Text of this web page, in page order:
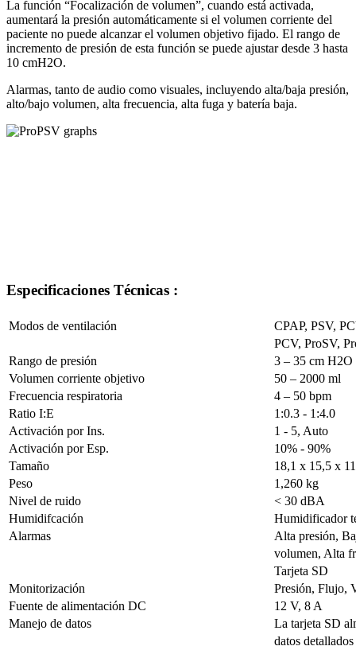
La función “Focalización de volumen”, cuando está activada,
aumentará la presión automáticamente si el volumen corriente del
paciente no puede alcanzar el volumen objetivo fijado. El rango de
incremento de presión de esta función se puede ajustar desde 3 hasta
10 cmH2O.
Alarmas, tanto de audio como visuales, incluyendo alta/baja presión,
alto/bajo volumen, alta frecuencia, alta fuga y batería baja.
Especificaciones Técnicas :
Modos de ventilación
CPAP, PSV,
PCV, ProSV,
Rango de presión
3 – 35 cm H2O
Volumen corriente objetivo
50 – 2000 ml
Frecuencia respiratoria
4 – 50 bpm
Ratio I:E
1:0.3 - 1:4.0
Activación por Ins.
1 - 5, Auto
Activación por Esp.
10% - 90%
Tamaño
18,1 x 15,5 x
Peso
1,260 kg
Nivel de ruido
< 30 dBA
Humidifcación
Humidificador
Alarmas
Alta presión,
volumen, Alta
Tarjeta SD
Monitorización
Presión, Flujo,
Fuente de alimentación DC
12 V, 8 A
Manejo de datos
La tarjeta SD
datos